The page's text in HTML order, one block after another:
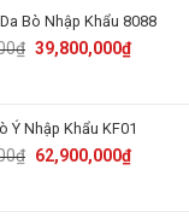
49,000,000₫.
Bò Nhập Khẩu 8088
₫ Original
74,000,000₫.
39,800,000₫Current
Ý Nhập Khẩu KF01
₫ Original
62,900,000₫Current